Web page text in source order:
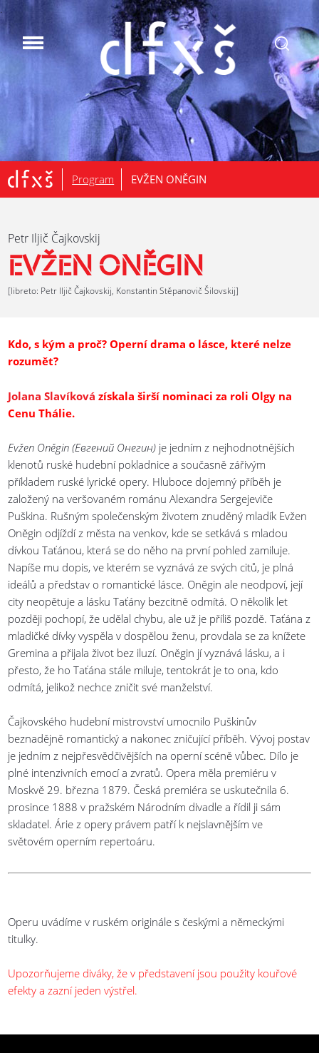
.
Program EVŽEN ONĚGIN
Petr Iljič Čajkovskij
EVŽEN ONĚGIN
[libreto: Petr Iljič Čajkovskij, Konstantin Stěpanovič Šilovskij]
Kdo, s kým a proč? Operní drama o lásce, které nelze
rozumět?
Jolana Slavíková získala širší nominaci za roli Olgy na
Cenu Thálie.
Evžen Oněgin (Евгений Онегин) je jedním z nejhodnotnějších
klenotů ruské hudební pokladnice a současně zářivým
příkladem ruské lyrické opery. Hluboce dojemný příběh je
založený na veršovaném románu Alexandra Sergejeviče
Puškina. Rušným společenským životem znuděný mladík Evžen
Oněgin odjíždí z města na venkov, kde se setkává s mladou
dívkou Taťánou, která se do něho na první pohled zamiluje.
Napíše mu dopis, ve kterém se vyznává ze svých citů, je plná
ideálů a představ o romantické lásce. Oněgin ale neodpoví, její
city neopětuje a lásku Taťány bezcitně odmítá. O několik let
později pochopí, že udělal chybu, ale už je příliš pozdě. Taťána z
mladičké dívky vyspěla v dospělou ženu, provdala se za knížete
Gremina a přijala život bez iluzí. Oněgin jí vyznává lásku, a i
přesto, že ho Taťána stále miluje, tentokrát je to ona, kdo
odmítá, jelikož nechce zničit své manželství.
Čajkovského hudební mistrovství umocnilo Puškinův
beznadějně romantický a nakonec zničující příběh. Vývoj postav
je jedním z nejpřesvědčivějších na operní scéně vůbec. Dílo je
plné intenzivních emocí a zvratů. Opera měla premiéru v
Moskvě 29. března 1879. Česká premiéra se uskutečnila 6.
prosince 1888 v pražském Národním divadle a řídil ji sám
skladatel. Árie z opery právem patří k nejslavnějším ve
světovém operním repertoáru.
Operu uvádíme v ruském originále s českými a německými
titulky.
Upozorňujeme diváky, že v představení jsou použity kouřové
efekty a zazní jeden výstřel.